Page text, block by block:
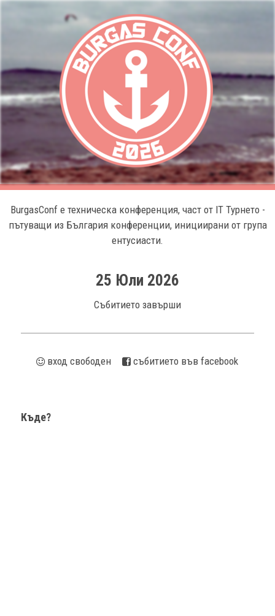
BurgasConf е техническа конференция, част от IT Турнето -
пътуващи из България конференции, инициирани от група
ентусиасти.
25 Юли 2026
Събитието завърши
вход свободен cъбитието във facebook
Къде?